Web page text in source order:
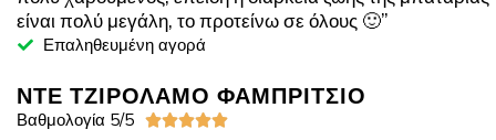
είναι πολύ μεγάλη, το προτείνω σε όλους 🙂”
Επαληθευμένη αγορά
ΝΤΕ ΤΖΙΡΟΛΑΜΟ ΦΑΜΠΡΙΤΣΙΟ
Βαθμολογία 5/5 